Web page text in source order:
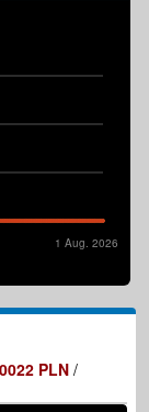
1 Aug. 2026
PLN/